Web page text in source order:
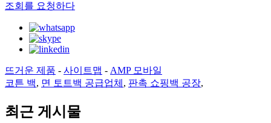
조회를 요청하다
뜨거운 제품 - 사이트맵 - AMP 모바일
코튼 백, 면 토트백 공급업체 , 판촉 쇼핑백 공장,
최근 게시물